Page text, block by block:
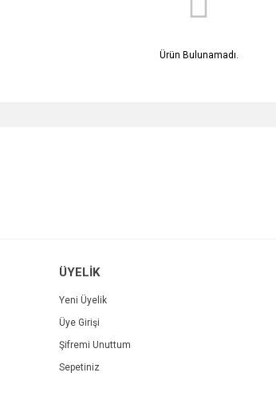
Ürün Bulunamadı.
ÜYELİK
Yeni Üyelik
Üye Girişi
Şifremi Unuttum
Sepetiniz